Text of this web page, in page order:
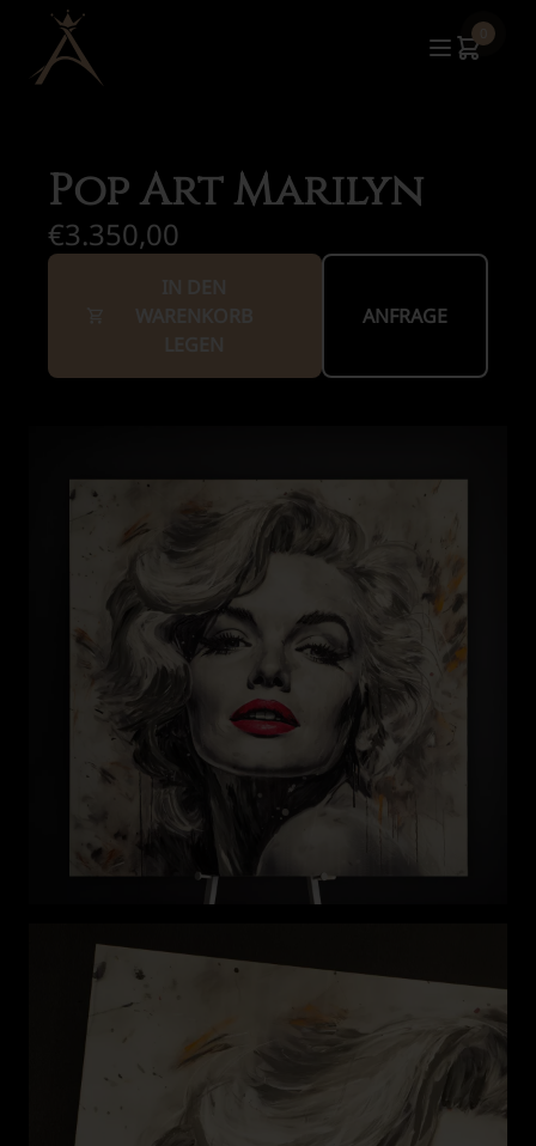
Pop Art Marilyn
€3.350,00
ANFRAGE